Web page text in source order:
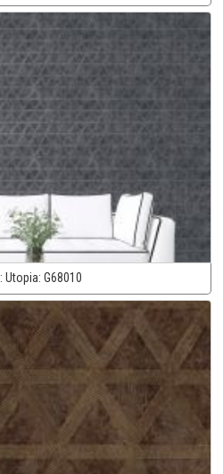
Utopia: G68010